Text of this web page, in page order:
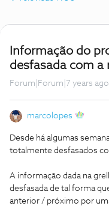
Informação do
desfasada com a
Forum|Forum|7 years ago
marcolopes
Desde há algumas
totalmente desfasados
A informação dada na
desfasada de tal forma
anterior / próximo por